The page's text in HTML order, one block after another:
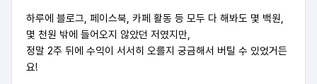
하루에 블로그, 페이스북, 카페 활동 등 모두 다 해봐도 몇 백원,
몇 천원 밖에 들어오지 않았던 저였지만,
정말 2주 뒤에 수익이 서서히 오를지 궁금해서 버틸 수 있었거든
요!